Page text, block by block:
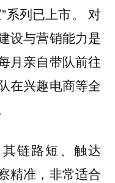
系列已上市。 对
设与营销能力是
月亲自带队前往
在兴趣电商等全
链路短、触达
精准，非常适合